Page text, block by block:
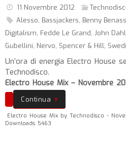
11 Novembre 2012
Alesso, Bassjackers, Benny
Digitalism, Fedde Le Grand, John
Gubellini, Nervo, Spencer & Hill,
Un’ora di energia Electro House
Technodisco.
Electro House Mix – Novembre
Continua
Electro House Mix by Technodisco -
Downloads 5463